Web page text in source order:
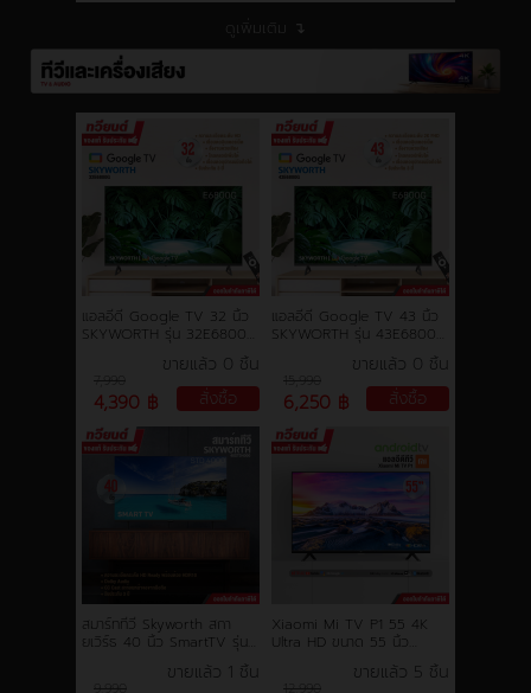
ดูเพิ่มเติม ↴
แอลอีดี Google TV 32 นิ้ว
SKYWORTH รุ่น 32E6800G
การ Google TV การรับ
ประกัน 3 ปี
7,990
4,390 ฿
ขายแล้ว 0 ชิ้น
สั่งซื้อ
แอลอีดี Google TV 43 นิ้ว
SKYWORTH รุ่น 43E6800G
ปฏิบัติการ Google TV การ
รับประกัน 3 ปี
15,990
6,250 ฿
ขายแล้ว 0 ชิ้น
สั่งซื้อ
สมาร์ททีวี Skyworth สกา
ยเวิร์ธ 40 นิ้ว SmartTV รุ่น
Ready เชื่อมต่อมือถือ รองรับ
9,990
ขายแล้ว 1 ชิ้น
Xiaomi Mi TV P1 55 4K
Ultra HD ขนาด 55 นิ้ว
Google Assistant ประกัน
12,990
ขายแล้ว 5 ชิ้น